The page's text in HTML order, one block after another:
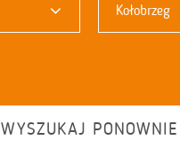
Kołobrzeg
WYSZUKAJ PONOWNIE